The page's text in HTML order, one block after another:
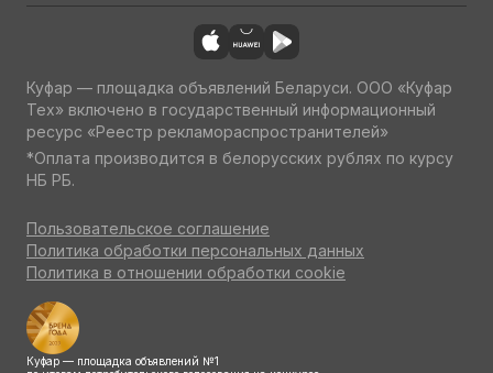
Куфар — площадка объявлений Беларуси. ООО «Куфар
Тех» включено в государственный информационный
ресурс «Реестр рекламораспространителей»
*Оплата производится в белорусских рублях по курсу
НБ РБ.
Пользовательское соглашение
Политика обработки персональных данных
Политика в отношении обработки cookie
Куфар — площадка объявлений №1